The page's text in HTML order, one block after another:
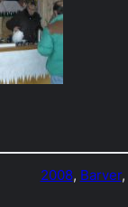
2008, Barver,